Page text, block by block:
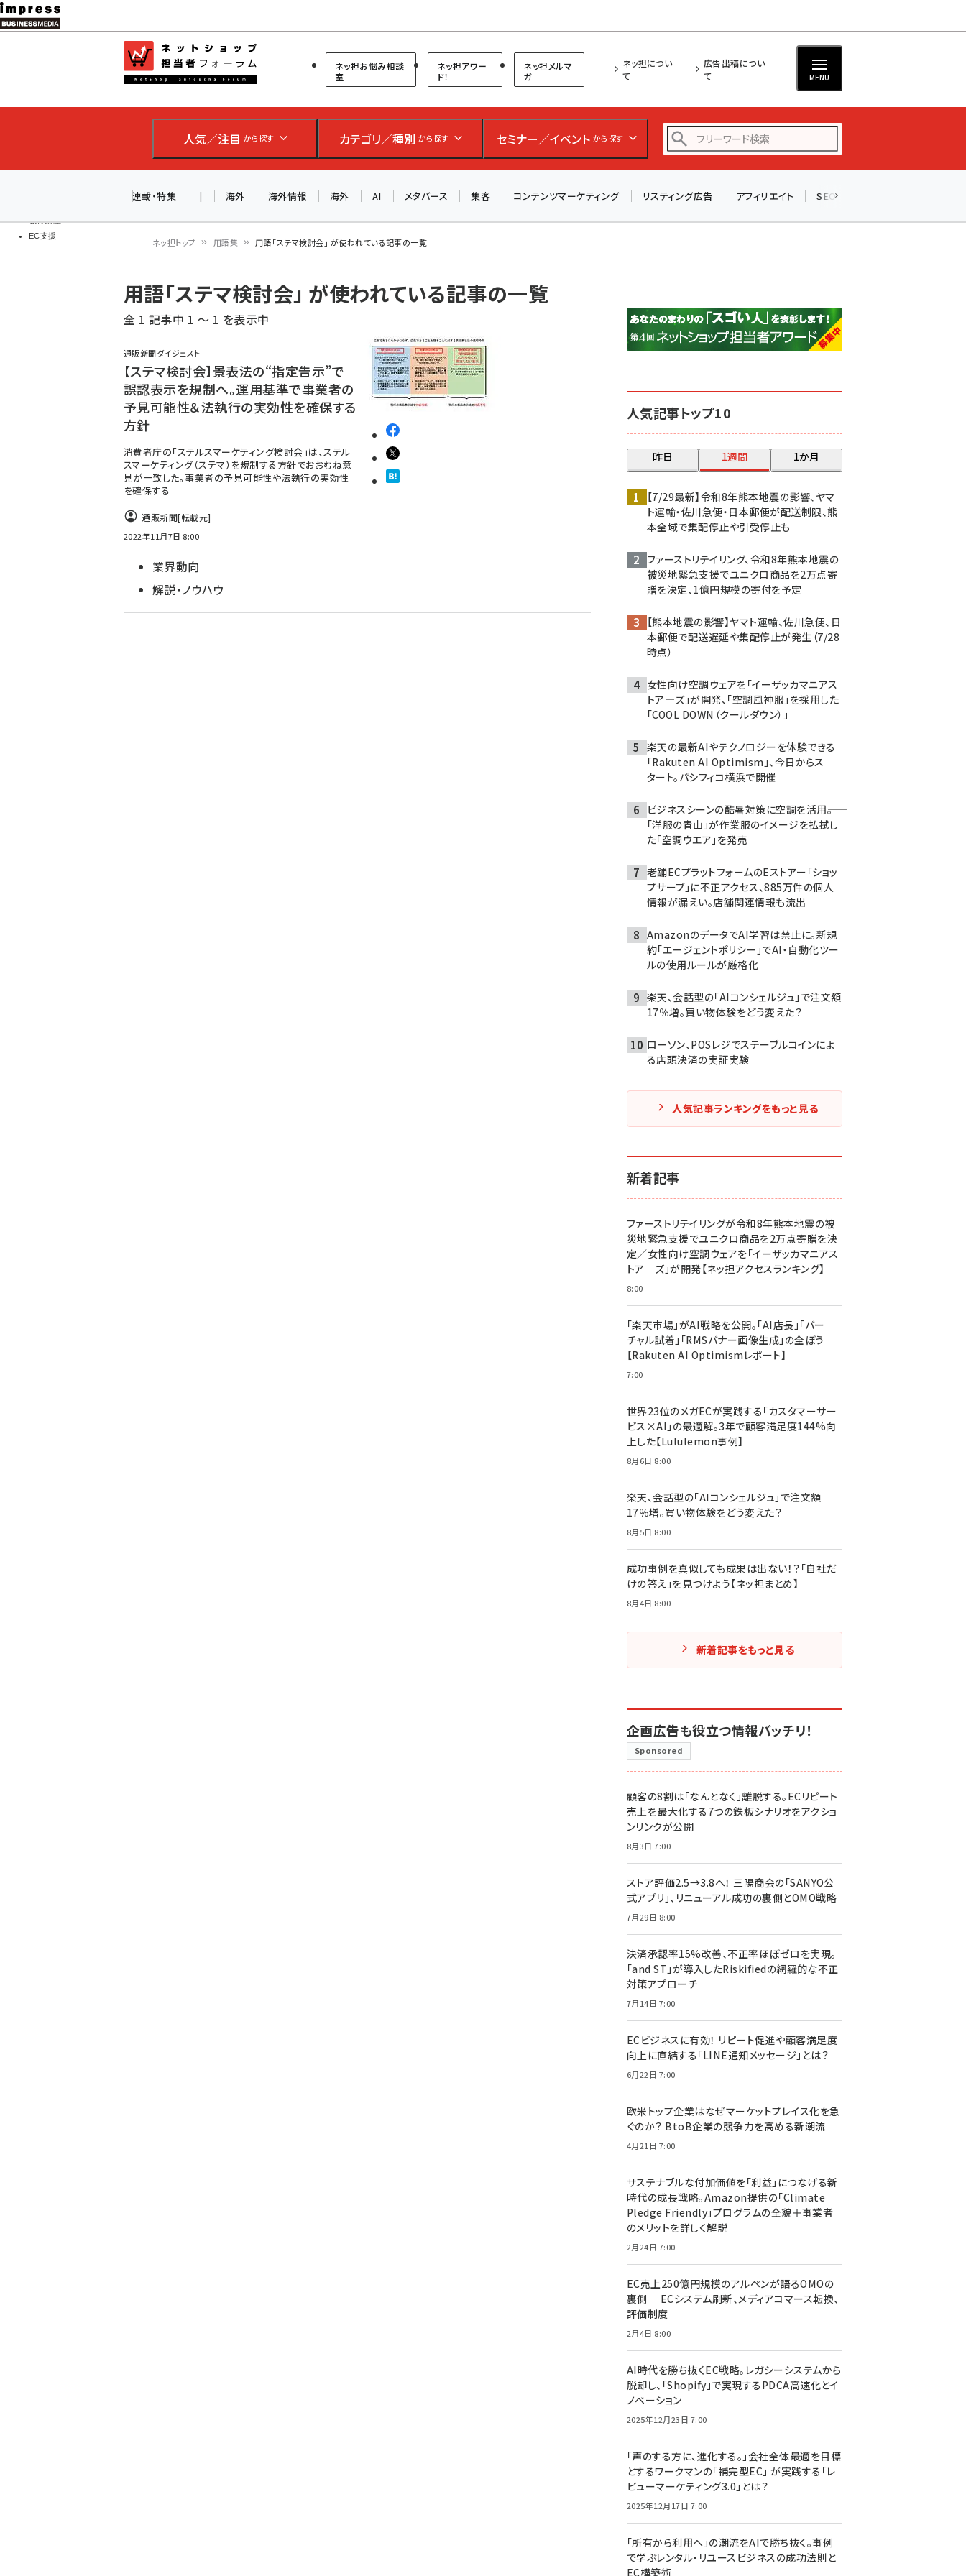
メ
イ
ン
ツ
移
教育講座
EC支援
ネットショップ担当者フォーラム
ネッ担お悩み相談
室
ネッ担アワー
ド！
ネッ担メルマ
ガ
ネッ担につい
て
広告出稿につい
て
MENU
人気／注目 から探す カテゴリ／種別 から探す セミナー／イベント から探す
アスクル (1119)
base (1077)
連載・特集 | 海外 海外情報 海外 AI メタバース 集客 コンテンツマーケティング リスティング広告 アフィリエイト SEO
ン
く
ず
ネッ担トップ 用語集 用語「ステマ検討会」 が使われている記事の一覧
用語「ステマ検討会」 が使われている記事の一覧
全 1 記事中 1 ～ 1 を表示中
通販新聞ダイジェスト
【ステマ検討会】景表法の“指定告示”で
誤認表示を規制へ。運用基準で事業者の
予見可能性＆法執行の実効性を確保する
方針
消費者庁の「ステルスマーケティング検討会」は、ステル
スマーケティング（ステマ）を規制する方針でおおむね意
見が一致した。事業者の予見可能性や法執行の実効性
を確保する
通販新聞[転載元]
2022年11月7日 8:00
業界動向
解説・ノウハウ
人気記事トップ10
昨日 1週間 1か月
【7/29最新】令和8年熊本地震の影響、ヤマ
ト運輸・佐川急便・日本郵便が配送制限、熊
本全域で集配停止や引受停止も
ファーストリテイリング、令和8年熊本地震の
被災地緊急支援でユニクロ商品を2万点寄
贈を決定、1億円規模の寄付を予定
【熊本地震の影響】ヤマト運輸、佐川急便、日
本郵便で配送遅延や集配停止が発生（7/28
時点）
女性向け空調ウェアを「イーザッカマニアス
トア―ズ」が開発、「空調風神服」を採用した
「COOL DOWN（クールダウン）」
楽天の最新AIやテクノロジーを体験できる
「Rakuten AI Optimism」、今日からス
タート。パシフィコ横浜で開催
ビジネスシーンの酷暑対策に空調を活用――。
「洋服の青山」が作業服のイメージを払拭し
た「空調ウエア」を発売
老舗ECプラットフォームのEストアー「ショッ
プサーブ」に不正アクセス、885万件の個人
情報が漏えい。店舗関連情報も流出
AmazonのデータでAI学習は禁止に。新規
約「エージェントポリシー」でAI・自動化ツー
ルの使用ルールが厳格化
楽天、会話型の「AIコンシェルジュ」で注文額
17％増。買い物体験をどう変えた？
ローソン、POSレジでステーブルコインによ
る店頭決済の実証実験
人気記事ランキングをもっと見る
新着記事
ファーストリテイリングが令和8年熊本地震の被
災地緊急支援でユニクロ商品を2万点寄贈を決
定／女性向け空調ウェアを「イーザッカマニアス
トア―ズ」が開発【ネッ担アクセスランキング】
8:00
「楽天市場」がAI戦略を公開。「AI店長」「バー
チャル試着」「RMSバナー画像生成」の全ぼう
【Rakuten AI Optimismレポート】
7:00
世界23位のメガECが実践する「カスタマーサー
ビス×AI」の最適解。3年で顧客満足度144%向
上した【Lululemon事例】
8月6日 8:00
楽天、会話型の「AIコンシェルジュ」で注文額
17％増。買い物体験をどう変えた？
8月5日 8:00
成功事例を真似しても成果は出ない！？「自社だ
けの答え」を見つけよう【ネッ担まとめ】
8月4日 8:00
新着記事をもっと見る
企画広告も役立つ情報バッチリ！
Sponsored
顧客の8割は「なんとなく」離脱する。ECリピート
売上を最大化する7つの鉄板シナリオをアクショ
ンリンクが公開
8月3日 7:00
ストア評価2.5→3.8へ！ 三陽商会の「SANYO公
式アプリ」、リニューアル成功の裏側とOMO戦略
7月29日 8:00
決済承認率15%改善、不正率ほぼゼロを実現。
「and ST」が導入したRiskifiedの網羅的な不正
対策アプローチ
7月14日 7:00
ECビジネスに有効！ リピート促進や顧客満足度
向上に直結する「LINE通知メッセージ」とは？
6月22日 7:00
欧米トップ企業はなぜマーケットプレイス化を急
ぐのか？ BtoB企業の競争力を高める新潮流
4月21日 7:00
サステナブルな付加価値を「利益」につなげる新
時代の成長戦略。Amazon提供の「Climate
Pledge Friendly」プログラムの全貌＋事業者
のメリットを詳しく解説
2月24日 7:00
EC売上250億円規模のアルペンが語るOMOの
裏側 ―ECシステム刷新、メディアコマース転換、
評価制度
2月4日 8:00
AI時代を勝ち抜くEC戦略。レガシーシステムから
脱却し、「Shopify」で実現するPDCA高速化とイ
ノベーション
2025年12月23日 7:00
「声のする方に、進化する。」会社全体最適を目標
とするワークマンの「補完型EC」 が実践する「レ
ビューマーケティング3.0」とは？
2025年12月17日 7:00
「所有から利用へ」の潮流をAIで勝ち抜く。事例
で学ぶレンタル・リユースビジネスの成功法則と
EC構築術